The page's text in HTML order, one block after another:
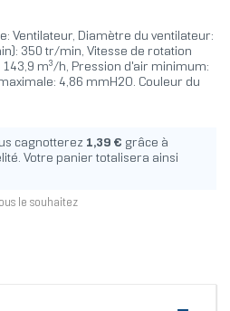
Ventilateur, Diamètre du ventilateur:
350 tr/min, Vitesse de rotation
m³/h, Pression d'air minimum:
4,86 mmH2O. Couleur du
cagnotterez 1,39 € grâce à
Votre panier totalisera ainsi
le souhaitez